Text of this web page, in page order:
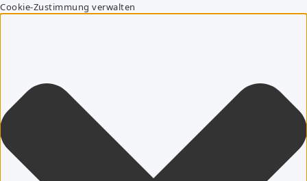
Cookie-Zustimmung verwalten